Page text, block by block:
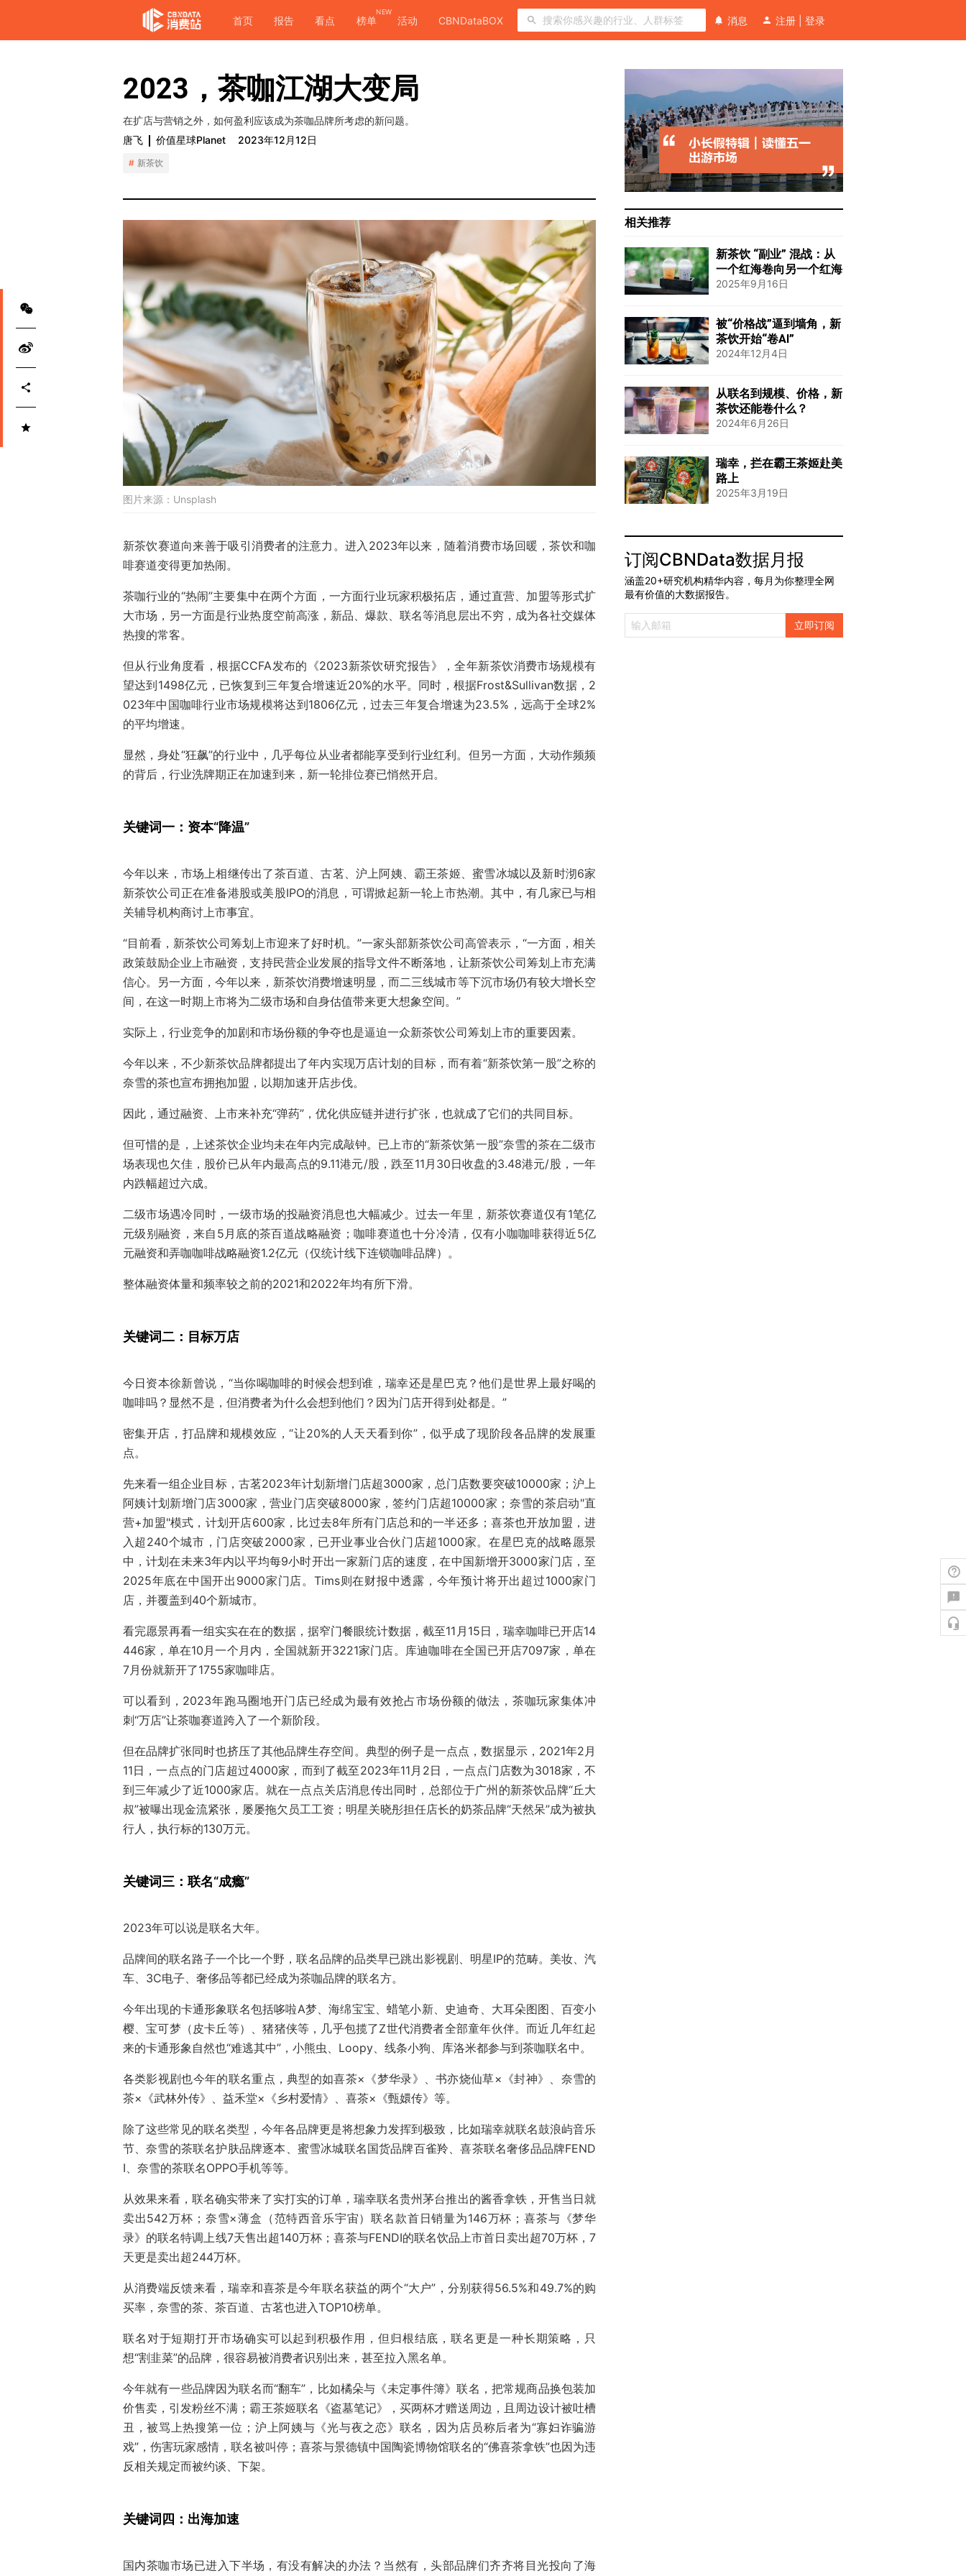
首页 报告 看点 榜单
NEW
活动 CBNDataBOX 消息 注册 登录
2023，茶咖江湖大变局
在扩店与营销之外，如何盈利应该成为茶咖品牌所考虑的新问题。
唐飞
价值星球Planet 2023年12月12日
新茶饮
图片来源： Unsplash
新茶饮赛道向来善于吸引消费者的注意力。进入2023年以来，随着消费市场回暖，茶饮和咖
啡赛道变得更加热闹。
茶咖行业的“热闹”主要集中在两个方面，一方面行业玩家积极拓店，通过直营、加盟等形式扩
大市场，另一方面是行业热度空前高涨，新品、爆款、联名等消息层出不穷，成为各社交媒体
热搜的常客。
但从行业角度看，根据CCFA发布的《2023新茶饮研究报告》，全年新茶饮消费市场规模有
望达到1498亿元，已恢复到三年复合增速近20%的水平。同时，根据Frost&Sullivan数据，2
023年中国咖啡行业市场规模将达到1806亿元，过去三年复合增速为23.5%，远高于全球2%
的平均增速。
显然，身处“狂飙”的行业中，几乎每位从业者都能享受到行业红利。但另一方面，大动作频频
的背后，行业洗牌期正在加速到来，新一轮排位赛已悄然开启。
关键词一：资本“降温”
今年以来，市场上相继传出了茶百道、古茗、沪上阿姨、霸王茶姬、蜜雪冰城以及新时沏6家
新茶饮公司正在准备港股或美股IPO的消息，可谓掀起新一轮上市热潮。其中，有几家已与相
关辅导机构商讨上市事宜。
“目前看，新茶饮公司筹划上市迎来了好时机。”一家头部新茶饮公司高管表示，“一方面，相关
政策鼓励企业上市融资，支持民营企业发展的指导文件不断落地，让新茶饮公司筹划上市充满
信心。另一方面，今年以来，新茶饮消费增速明显，而二三线城市等下沉市场仍有较大增长空
间，在这一时期上市将为二级市场和自身估值带来更大想象空间。”
实际上，行业竞争的加剧和市场份额的争夺也是逼迫一众新茶饮公司筹划上市的重要因素。
今年以来，不少新茶饮品牌都提出了年内实现万店计划的目标，而有着“新茶饮第一股”之称的
奈雪的茶也宣布拥抱加盟，以期加速开店步伐。
因此，通过融资、上市来补充“弹药”，优化供应链并进行扩张，也就成了它们的共同目标。
但可惜的是，上述茶饮企业均未在年内完成敲钟。已上市的“新茶饮第一股”奈雪的茶在二级市
场表现也欠佳，股价已从年内最高点的9.11港元/股，跌至11月30日收盘的3.48港元/股，一年
内跌幅超过六成。
二级市场遇冷同时，一级市场的投融资消息也大幅减少。过去一年里，新茶饮赛道仅有1笔亿
元级别融资，来自5月底的茶百道战略融资；咖啡赛道也十分冷清，仅有小咖咖啡获得近5亿
元融资和弄咖咖啡战略融资1.2亿元（仅统计线下连锁咖啡品牌）。
整体融资体量和频率较之前的2021和2022年均有所下滑。
关键词二：目标万店
今日资本徐新曾说，“当你喝咖啡的时候会想到谁，瑞幸还是星巴克？他们是世界上最好喝的
咖啡吗？显然不是，但消费者为什么会想到他们？因为门店开得到处都是。”
密集开店，打品牌和规模效应，“让20%的人天天看到你”，似乎成了现阶段各品牌的发展重
点。
先来看一组企业目标，古茗2023年计划新增门店超3000家，总门店数要突破10000家；沪上
阿姨计划新增门店3000家，营业门店突破8000家，签约门店超10000家；奈雪的茶启动"直
营+加盟"模式，计划开店600家，比过去8年所有门店总和的一半还多；喜茶也开放加盟，进
入超240个城市，门店突破2000家，已开业事业合伙门店超1000家。在星巴克的战略愿景
中，计划在未来3年内以平均每9小时开出一家新门店的速度，在中国新增开3000家门店，至
2025年底在中国开出9000家门店。Tims则在财报中透露，今年预计将开出超过1000家门
店，并覆盖到40个新城市。
看完愿景再看一组实实在在的数据，据窄门餐眼统计数据，截至11月15日，瑞幸咖啡已开店14
446家，单在10月一个月内，全国就新开3221家门店。库迪咖啡在全国已开店7097家，单在
7月份就新开了1755家咖啡店。
可以看到，2023年跑马圈地开门店已经成为最有效抢占市场份额的做法，茶咖玩家集体冲
刺“万店”让茶咖赛道跨入了一个新阶段。
但在品牌扩张同时也挤压了其他品牌生存空间。典型的例子是一点点，数据显示，2021年2月
11日，一点点的门店超过4000家，而到了截至2023年11月2日，一点点门店数为3018家，不
到三年减少了近1000家店。就在一点点关店消息传出同时，总部位于广州的新茶饮品牌“丘大
叔”被曝出现金流紧张，屡屡拖欠员工工资；明星关晓彤担任店长的奶茶品牌“天然呆”成为被执
行人，执行标的130万元。
关键词三：联名“成瘾”
2023年可以说是联名大年。
品牌间的联名路子一个比一个野，联名品牌的品类早已跳出影视剧、明星IP的范畴。美妆、汽
车、3C电子、奢侈品等都已经成为茶咖品牌的联名方。
今年出现的卡通形象联名包括哆啦A梦、海绵宝宝、蜡笔小新、史迪奇、大耳朵图图、百变小
樱、宝可梦（皮卡丘等）、猪猪侠等，几乎包揽了Z世代消费者全部童年伙伴。而近几年红起
来的卡通形象自然也“难逃其中”，小熊虫、Loopy、线条小狗、库洛米都参与到茶咖联名中。
各类影视剧也今年的联名重点，典型的如喜茶×《梦华录》、书亦烧仙草×《封神》、奈雪的
茶×《武林外传》、益禾堂×《乡村爱情》、喜茶×《甄嬛传》等。
除了这些常见的联名类型，今年各品牌更是将想象力发挥到极致，比如瑞幸就联名鼓浪屿音乐
节、奈雪的茶联名护肤品牌逐本、蜜雪冰城联名国货品牌百雀羚、喜茶联名奢侈品品牌FEND
I、奈雪的茶联名OPPO手机等等。
从效果来看，联名确实带来了实打实的订单，瑞幸联名贵州茅台推出的酱香拿铁，开售当日就
卖出542万杯；奈雪×薄盒（范特西音乐宇宙）联名款首日销量为146万杯；喜茶与《梦华
录》的联名特调上线7天售出超140万杯；喜茶与FENDI的联名饮品上市首日卖出超70万杯，7
天更是卖出超244万杯。
从消费端反馈来看，瑞幸和喜茶是今年联名获益的两个“大户”，分别获得56.5%和49.7%的购
买率，奈雪的茶、茶百道、古茗也进入TOP10榜单。
联名对于短期打开市场确实可以起到积极作用，但归根结底，联名更是一种长期策略，只
想“割韭菜”的品牌，很容易被消费者识别出来，甚至拉入黑名单。
今年就有一些品牌因为联名而“翻车”，比如橘朵与《未定事件簿》联名，把常规商品换包装加
价售卖，引发粉丝不满；霸王茶姬联名《盗墓笔记》，买两杯才赠送周边，且周边设计被吐槽
丑，被骂上热搜第一位；沪上阿姨与《光与夜之恋》联名，因为店员称后者为“寡妇诈骗游
戏”，伤害玩家感情，联名被叫停；喜茶与景德镇中国陶瓷博物馆联名的“佛喜茶拿铁”也因为违
反相关规定而被约谈、下架。
关键词四：出海加速
国内茶咖市场已进入下半场，有没有解决的办法？当然有，头部品牌们齐齐将目光投向了海
相关推荐
新茶饮 “副业” 混战：从
一个红海卷向另一个红海
2025年9月16日
被“价格战”逼到墙角，新
茶饮开始“卷AI”
2024年12月4日
从联名到规模、价格，新
茶饮还能卷什么？
2024年6月26日
瑞幸，拦在霸王茶姬赴美
路上
2025年3月19日
订阅CBNData数据月报
涵盖20+研究机构精华内容，每月为你整理全网
最有价值的大数据报告。
立即订阅